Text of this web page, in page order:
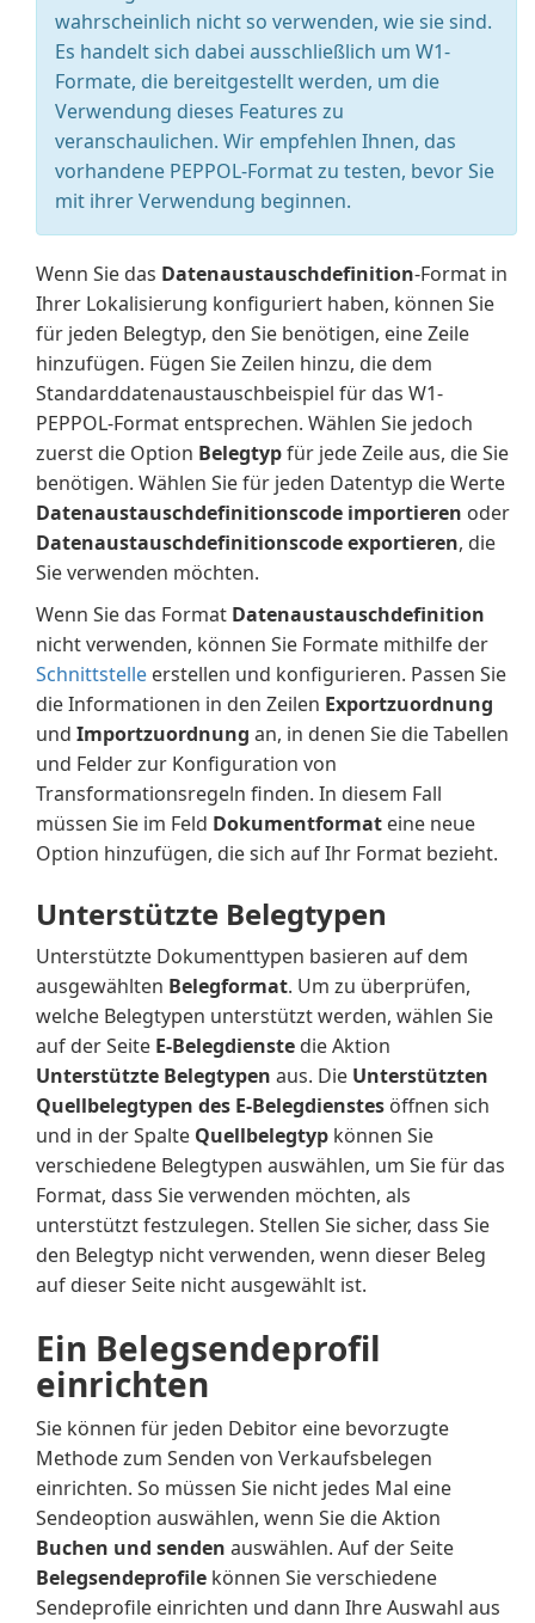
wahrscheinlich nicht so verwenden, wie sie sind.
Es handelt sich dabei ausschließlich um W1-
Formate, die bereitgestellt werden, um die
Verwendung dieses Features zu
veranschaulichen. Wir empfehlen Ihnen, das
vorhandene PEPPOL-Format zu testen, bevor Sie
mit ihrer Verwendung beginnen.
Wenn Sie das Datenaustauschdefinition-Format in
Ihrer Lokalisierung konfiguriert haben, können Sie
für jeden Belegtyp, den Sie benötigen, eine Zeile
hinzufügen. Fügen Sie Zeilen hinzu, die dem
Standarddatenaustauschbeispiel für das W1-
PEPPOL-Format entsprechen. Wählen Sie jedoch
zuerst die Option Belegtypfür jede Zeile aus, die Sie
benötigen. Wählen Sie für jeden Datentyp die Werte
Datenaustauschdefinitionscode importieren oder
Datenaustauschdefinitionscode exportieren, die
Sie verwenden möchten.
Wenn Sie das Format Datenaustauschdefinition
nicht verwenden, können Sie Formate mithilfe der
Schnittstelle erstellen und konfigurieren. Passen Sie
die Informationen in den Zeilen Exportzuordnung
und Importzuordnung an, in denen Sie die Tabellen
und Felder zur Konfiguration von
Transformationsregeln finden. In diesem Fall
müssen Sie im Feld Dokumentformat eine neue
Option hinzufügen, die sich auf Ihr Format bezieht.
Unterstützte Belegtypen
Unterstützte Dokumenttypen basieren auf dem
ausgewählten Belegformat. Um zu überprüfen,
welche Belegtypen unterstützt werden, wählen Sie
auf der Seite E-Belegdienste die Aktion
Unterstützte Belegtypen aus. Die Unterstützten
Quellbelegtypen des E-Belegdienstes öffnen sich
und in der Spalte Quellbelegtyp können Sie
verschiedene Belegtypen auswählen, um Sie für das
Format, dass Sie verwenden möchten, als
unterstützt festzulegen. Stellen Sie sicher, dass Sie
den Belegtyp nicht verwenden, wenn dieser Beleg
auf dieser Seite nicht ausgewählt ist.
Ein Belegsendeprofil
einrichten
Sie können für jeden Debitor eine bevorzugte
Methode zum Senden von Verkaufsbelegen
einrichten. So müssen Sie nicht jedes Mal eine
Sendeoption auswählen, wenn Sie die Aktion
Buchen und senden auswählen. Auf der Seite
Belegsendeprofile können Sie verschiedene
Sendeprofile einrichten und dann Ihre Auswahl aus